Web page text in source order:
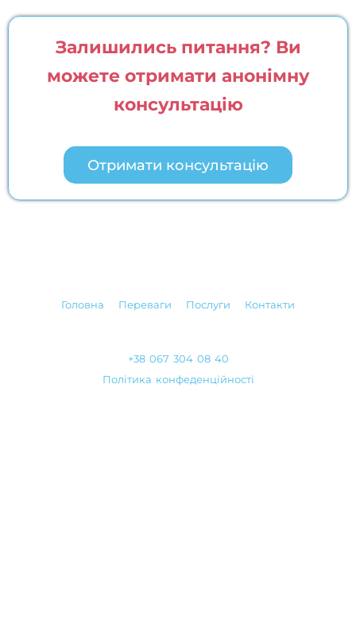
Залишились питання? Ви
можете отримати анонімну
консультацію
Отримати консультацію
Головна Переваги Послуги Контакти
+38 067 304 08 40
Політика конфеденційності